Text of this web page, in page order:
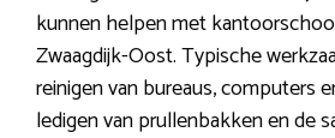
kunnen helpen met
Zwaagdijk-Oost. Typische
reinigen van bureaus, computers
ledigen van prullenbakken en de